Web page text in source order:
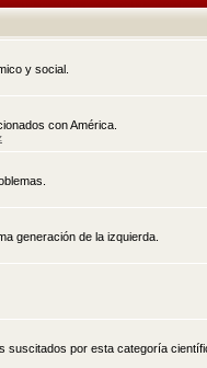
y social.
con América.
generación de la izquierda.
suscitados por esta categoría